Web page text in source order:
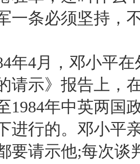
一条必须坚持，
年4月，邓小平
请示》报告上，
1984年中英两国
进行的。邓小平
要请示他;每次谈